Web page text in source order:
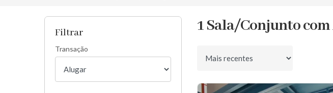
Filtrar
Transação
1 Sala/Conjunto
Ordenar por